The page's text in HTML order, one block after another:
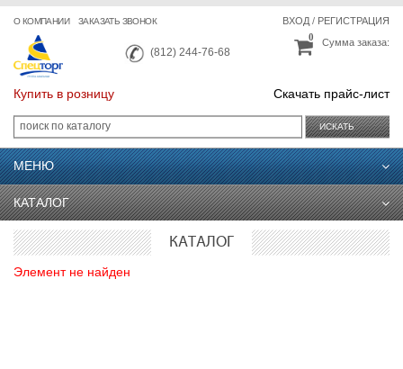
О КОМПАНИИ ЗАКАЗАТЬ ЗВОНОК
(812) 244-76-68
ВХОД/ РЕГИСТРАЦИЯ
Сумма заказа:
0
Купить в розницу Скачать прайс-лист
ИСКАТЬ
МЕНЮ
КАТАЛОГ
КАТАЛОГ
Элемент не найден